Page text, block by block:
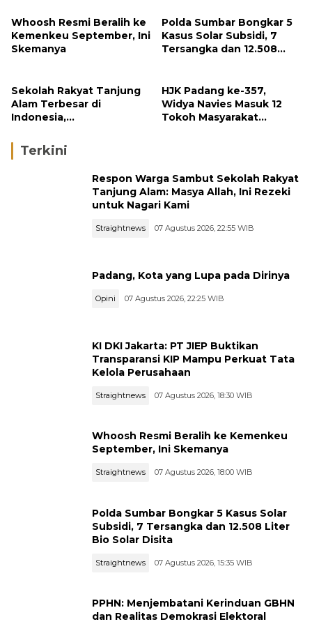
Whoosh Resmi Beralih ke
Kemenkeu September, Ini
Skemanya
Polda Sumbar Bongkar 5
Kasus Solar Subsidi, 7
Tersangka dan 12.508
Sekolah Rakyat Tanjung
Alam Terbesar di
Indonesia,
September
HJK Padang ke-357,
Widya Navies Masuk 12
Tokoh Masyarakat
Terkini
Respon Warga Sambut Sekolah Rakyat
Tanjung Alam: Masya Allah, Ini Rezeki
untuk Nagari Kami
Straightnews 07 Agustus 2026, 22:55 WIB
Padang, Kota yang Lupa pada Dirinya
Opini 07 Agustus 2026, 22:25 WIB
KI DKI Jakarta: PT JIEP Buktikan
Transparansi KIP Mampu Perkuat Tata
Kelola Perusahaan
Straightnews 07 Agustus 2026, 18:30 WIB
Whoosh Resmi Beralih ke Kemenkeu
September, Ini Skemanya
Straightnews 07 Agustus 2026, 18:00 WIB
Polda Sumbar Bongkar 5 Kasus Solar
Subsidi, 7 Tersangka dan 12.508 Liter
Bio Solar Disita
Straightnews 07 Agustus 2026, 15:35 WIB
PPHN: Menjembatani Kerinduan GBHN
dan Realitas Demokrasi Elektoral